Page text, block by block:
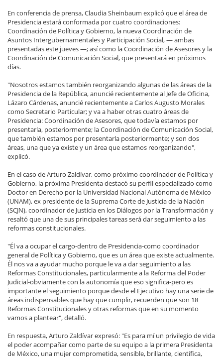
En conferencia de prensa, Claudia Sheinbaum explicó que el área de
Presidencia estará conformada por cuatro coordinaciones:
Coordinación de Política y Gobierno, la nueva Coordinación de
Asuntos Intergubernamentales y Participación Social, — ambas
presentadas este jueves —; así como la Coordinación de Asesores y la
Coordinación de Comunicación Social, que presentará en próximos
días.
"Nosotros estamos también reorganizando algunas de las áreas de la
Presidencia de la República, anuncié recientemente al Jefe de Oficina,
Lázaro Cárdenas, anuncié recientemente a Carlos Augusto Morales
como Secretario Particular; y va a haber otras cuatro áreas de
Presidencia: Coordinación de Asesores, que todavía estamos por
presentarla, posteriormente; la Coordinación de Comunicación Social,
que también estamos por presentarla posteriormente; y son dos
áreas, una que ya existe y un área que estamos reorganizando",
explicó.
En el caso de Arturo Zaldívar, como próximo coordinador de Política y
Gobierno, la próxima Presidenta destacó su perfil especializado como
Doctor en Derecho por la Universidad Nacional Autónoma de México
(UNAM), ex presidente de la Suprema Corte de Justicia de la Nación
(SCJN), coordinador de Justicia en los Diálogos por la Transformación y
resaltó que una de sus principales tareas será dar seguimiento a las
reformas constitucionales.
"Él va a ocupar el cargo-dentro de Presidencia-como coordinador
general de Política y Gobierno, que es un área que existe actualmente.
Él nos va a ayudar mucho porque le va a dar seguimiento a las
Reformas Constitucionales, particularmente a la Reforma del Poder
Judicial-obviamente con la autonomía que eso significa-pero es
importante el seguimiento porque desde el Ejecutivo hay una serie de
áreas indispensables que hay que cumplir, recuerden que son 18
Reformas Constitucionales y otras reformas que en su momento
vamos a plantear", detalló.
En respuesta, Arturo Zaldívar expresó: "Es para mí un privilegio de vida
el poder acompañar como parte de su equipo a la primera Presidenta
de México, una mujer comprometida, sensible, brillante, científica,